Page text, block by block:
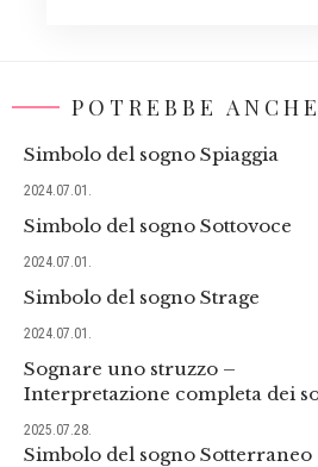
POTREBBE
Simbolo del sogno Spiaggia
2024.07.01.
Simbolo del sogno Sottovoce
2024.07.01.
Simbolo del sogno Strage
2024.07.01.
Sognare uno struzzo –
Interpretazione completa dei
2025.07.28.
Simbolo del sogno Sotterraneo